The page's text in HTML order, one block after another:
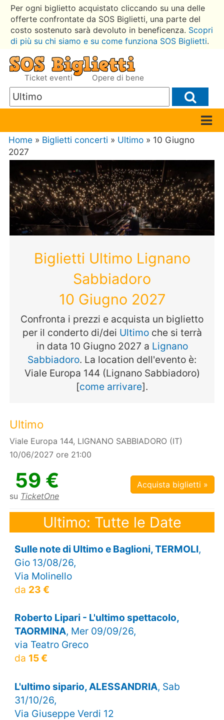
Per ogni biglietto acquistato cliccando su una delle
offerte confrontate da SOS Biglietti, una parte del
costo sostenuto sarà devoluto in beneficenza. Scopri
di più su chi siamo e su come funziona SOS Biglietti.
Ticket eventi Opere di bene
Home » Biglietti concerti » Ultimo » 10 Giugno
2027
Biglietti Ultimo Lignano
Sabbiadoro
10 Giugno 2027
Confronta i prezzi e acquista un biglietto
per il conderto di/dei Ultimoche si terrà
in data 10 Giugno 2027 a Lignano
Sabbiadoro. La location dell'evento è:
Viale Europa 144 (Lignano Sabbiadoro)
[come arrivare].
Ultimo
Viale Europa 144, LIGNANO SABBIADORO (IT)
10/06/2027 ore 21:00
59 €
su TicketOne
Acquista biglietti »
Ultimo: Tutte le Date
Sulle note di Ultimo e Baglioni, TERMOLI,
Gio 13/08/26,
Via Molinello
da 23 €
Roberto Lipari - L'ultimo spettacolo,
TAORMINA, Mer 09/09/26,
via Teatro Greco
da 15 €
L'ultimo sipario, ALESSANDRIA, Sab
31/10/26,
Via Giuseppe Verdi 12